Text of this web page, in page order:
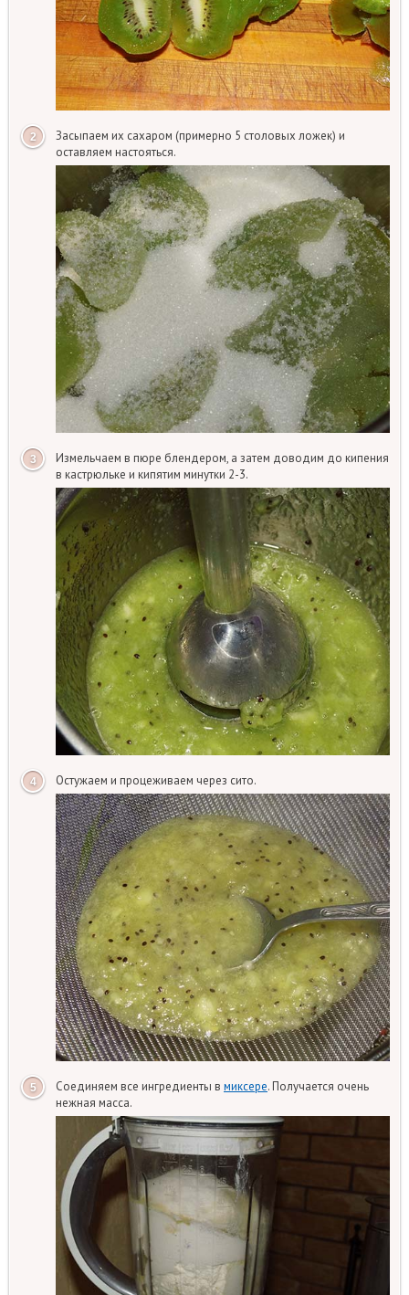
Засыпаем их сахаром (примерно 5 столовых ложек) и
оставляем настояться.
Измельчаем в пюре блендером, а затем доводим до кипения
в кастрюльке и кипятим минутки 2-3.
Остужаем и процеживаем через сито.
Соединяем все ингредиенты в миксере. Получается очень
нежная масса.